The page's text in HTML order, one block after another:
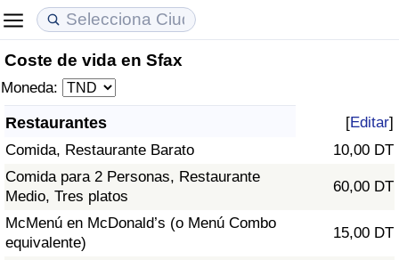
Coste de vida en Sfax
Moneda:
Restaurantes [Editar]
Comida, Restaurante Barato
10,00 DT
Comida para 2 Personas, Restaurante
Medio, Tres platos
60,00 DT
McMenú en McDonald’s (o Menú Combo
equivalente)
15,00 DT
Coste de vida
Índice de Costo de Vida
Índice de costo de vida por país
en aqaba
Precios de las propiedades
Índice de Precios de Inmuebles
Índice de Precios de Inmuebles por País
Calidad de Vida
Índice de Calidad de Vida (Actual)
Índice de calidad de vida por país
Delincuencia